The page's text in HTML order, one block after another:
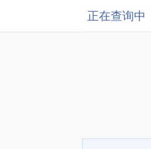
正在查询中